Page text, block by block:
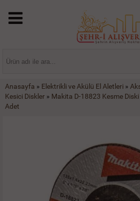
Anasayfa » Elektrikli ve Akülü El Aletleri »
Kesici Diskler » Makita D-18823 Kesme
Adet